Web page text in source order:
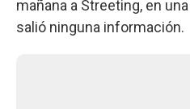
mañana a Streeting, en
salió ninguna información.